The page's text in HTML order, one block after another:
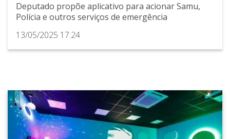
Deputado propõe aplicativo para acionar Samu,
Polícia e outros serviços de emergência
13/05/2025 17:24